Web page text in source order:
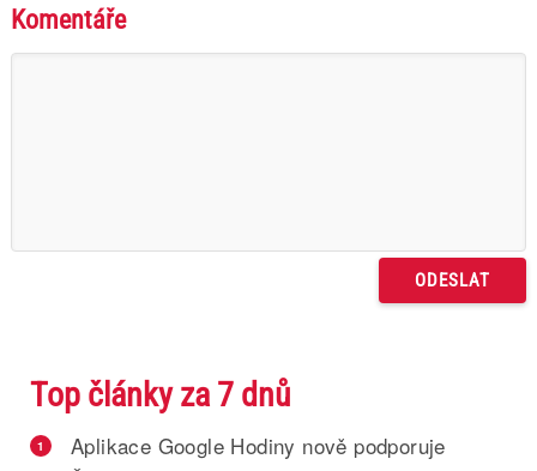
Komentáře
Top články za 7 dnů
1
Aplikace Google Hodiny nově podporuje